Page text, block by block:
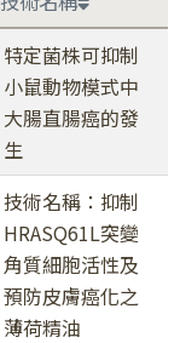
特定菌株可抑制
小鼠動物模式中
大腸直腸癌的發
生
技術名稱：抑制
HRASQ61L突變
角質細胞活性及
預防皮膚癌化之
薄荷精油